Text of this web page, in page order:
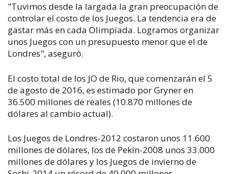
"Tuvimos desde la largada la gran preocupación de
controlar el costo de los Juegos. La tendencia era de
gastar más en cada Olimpíada. Logramos organizar
unos Juegos con un presupuesto menor que el de
Londres", aseguró.
El costo total de los JO de Rio, que comenzarán el 5
de agosto de 2016, es estimado por Gryner en
36.500 millones de reales (10.870 millones de
dólares al cambio actual).
Los Juegos de Londres-2012 costaron unos 11.600
millones de dólares, los de Pekín-2008 unos 33.000
millones de dólares y los Juegos de invierno de